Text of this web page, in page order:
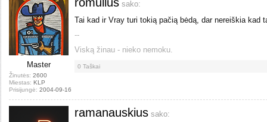
Master
Žinutės: 2600
Miestas: KLP
Prisijungė: 2004-09-16
sako:
Tai kad ir Vray turi tokią pačią bėdą, dar nereiškia kad
--
Viską žinau - nieko nemoku.
0 Taškai
ramanauskius sako: